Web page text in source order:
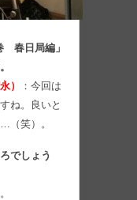
春日局編」
）
：今回は
ね。良いと
（笑）。
でしょう